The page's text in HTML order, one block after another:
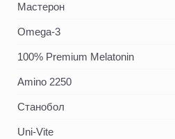
Мастерон
Omega-3
100% Premium Melatonin
Amino 2250
Станобол
Uni-Vite